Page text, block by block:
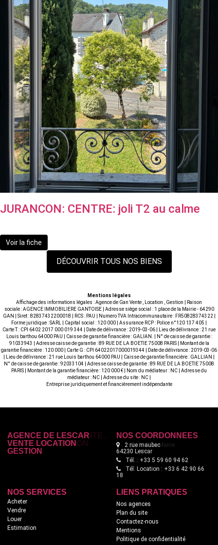
JURANCON: CENTRE: joli T2 au calme
Voir la fiche
DÉCOUVRIR TOUS NOS BIENS
Mentions légales
Affichage des informations légales : Agence de Gan Vente , Location , Gestion | Raison
sociale : AGENCE IMMOBILIERE GANTOISE | Adresse siège social : 1 place de la Mairie - 64290
GAN | Siret : 82837432200018 | RCS : PAU | Numero TVA Intracommunautaire : FR50828374322 |
Forme juridique : SARL | Capital social : 120 000 | Assurance RCP : Police n°120 137 405 |
Carte T : CPI 6402 2017 000 019 344 | Date de délivrance : 2019-03-06 | Lieu de délivrance : 21 rue
Louis barthou 64000 PAU | Caisse de garantie financière : GALIAN. | N° de caisse de garantie :
91033943 | Adresse caisse de garantie : 89 RUE DE LA BOETIE 75008 PARIS | Montant de la
garantie financière : 120 000 | Carte G : CPI 64022017000019344 | Date de délivrance : 2019-03-06
| Lieu de délivrance : 21 rue Louis barthou 64000 PAU | Caisse de garantie financière : GALLIAN |
N° de caisse de garantie : 92033104 | Adresse caisse de garantie : 89 RUE DE LA BOETIE 75008
PARIS | Montant de la garantie financière : 120 000 € | Nom du médiateur : NC | Adresse du
médiateur : NC | Adresse du site : NC |
Entreprise juridiquement et financièrement indépendante
AGENCE DE LESCAR
VENTE LOCATION
GESTION
NOS COORDONNÉES
2 rue maubec
64230 Lescar
Tél. : +33 5 59 60 94 62
Tél. Location : +33 6 42 90 66
18
NOS SERVICES
Acheter
Vendre
Louer
Estimation
LIENS PRATIQUES
Nos agences
Plan du site
Contactez-nous
Mentions
Politique de confidentialité